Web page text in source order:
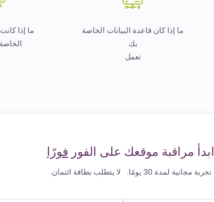
ما إذا كان قاعدة البيانات الخاصة
بك
تعمل
ما إذا
ابدأ مراقبة موقعك على الفور فورًا
تجربة مجانية لمدة 30 يومًا. لا يتطلب بطاقة ائتمان.